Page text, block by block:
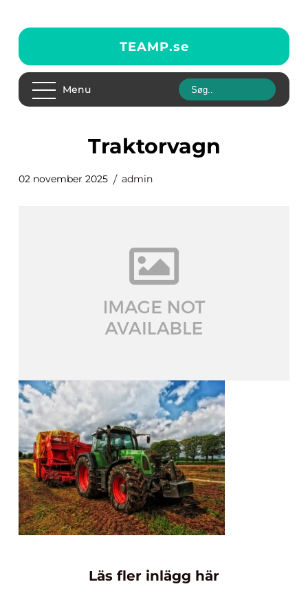
TEAMP.se
Menu
Traktorvagn
02 november 2025 admin
Läs fler inlägg här